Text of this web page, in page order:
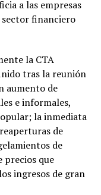
a las empresas
sector financiero
la CTA
tras la reunión
aumento de
e informales,
la inmediata
de
de
precios que
ingresos de gran